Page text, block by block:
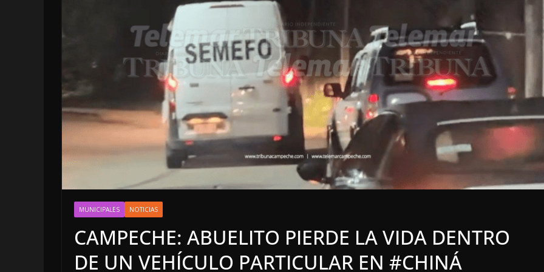
MUNICIPALES NOTICIAS
CAMPECHE: ABUELITO PIERDE LA VIDA DENTRO
DE UN VEHÍCULO PARTICULAR EN #CHINÁ
OPINIÓN
LA CLOACA DE LA
POLÍTICA | 4 DE
AGOSTO DE 2026
OPINIÓN
EN LAS TRIPAS DEL
JAGUAR: 06 DE
AGOSTO DE 2026